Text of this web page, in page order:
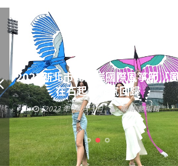
黃偉哲發放武聖夜市加碼夜市消費
券 呼籲做好登革熱防疫
2023 年 9 月 23 日 編輯:總編輯